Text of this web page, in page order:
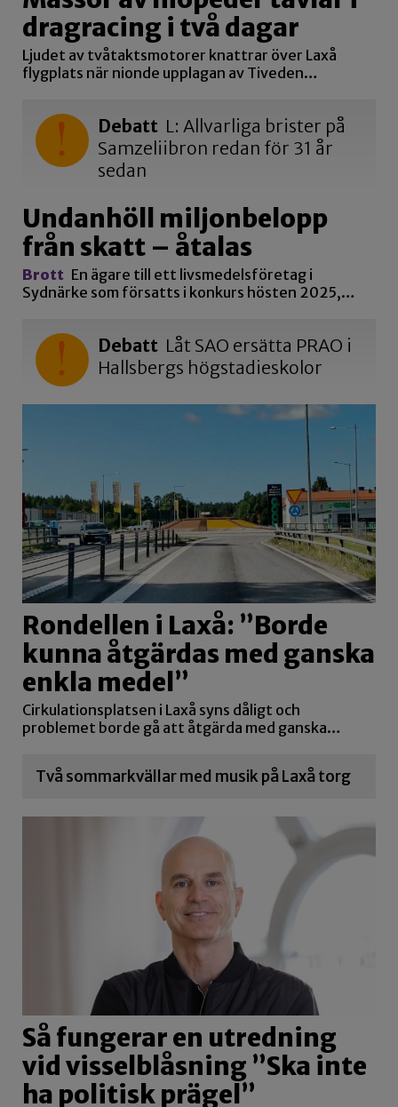
dragracing i två dagar
Ljudet av tvåtaktsmotorer knattrar över Laxå
flygplats när nionde upplagan av Tiveden…
Debatt L: Allvarliga brister på
Samzeliibron redan för 31 år
sedan
Undanhöll miljonbelopp
från skatt – åtalas
Brott En ägare till ett livsmedelsföretag i
Sydnärke som försatts i konkurs hösten 2025,…
Debatt Låt SAO ersätta PRAO i
Hallsbergs högstadieskolor
Rondellen i Laxå: ”Borde
kunna åtgärdas med ganska
enkla medel”
Cirkulationsplatsen i Laxå syns dåligt och
problemet borde gå att åtgärda med ganska…
Två sommarkvällar med musik på Laxå torg
Så fungerar en utredning
vid visselblåsning ”Ska inte
ha politisk prägel”